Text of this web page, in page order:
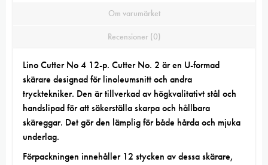
Om varumärket
Recensioner (0)
Lino Cutter No 4 12-p. Cutter No. 2 är en U-formad
skärare designad för linoleumsnitt och andra
trycktekniker. Den är tillverkad av högkvalitativt stål och
handslipad för att säkerställa skarpa och hållbara
skäreggar. Det gör den lämplig för både hårda och mjuka
underlag.
Förpackningen innehåller 12 stycken av dessa skärare,